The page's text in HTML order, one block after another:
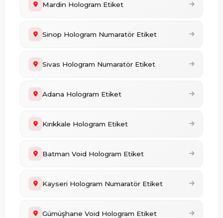
Mardin Hologram Etiket
Sinop Hologram Numaratör Etiket
Sivas Hologram Numaratör Etiket
Adana Hologram Etiket
Kırıkkale Hologram Etiket
Batman Void Hologram Etiket
Kayseri Hologram Numaratör Etiket
Gümüşhane Void Hologram Etiket